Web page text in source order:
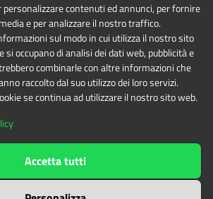
Parc naturel Orsiera Rocciavré et de
di Chianocco est dédié aux ongulés.
certains métiers, avec leurs
sont exercés à l'intérieur du Parc
dédié aux vingt ans de la création du
Tel. 0122.854720
websitebyEnte di gestione delle aree
Alpi Cozieis licensed under
NoDerivatives 4.0 International
personalizzare contenuti ed annunci, per fornire
e per analizzare il nostro traffico.
sul modo in cui utilizza il nostro sito
occupano di analisi dei dati web, pubblicità e
combinarle con altre informazioni che
raccolto dal suo utilizzo dei loro servizi.
se continua ad utilizzare il nostro sito web.
Accetta tutti